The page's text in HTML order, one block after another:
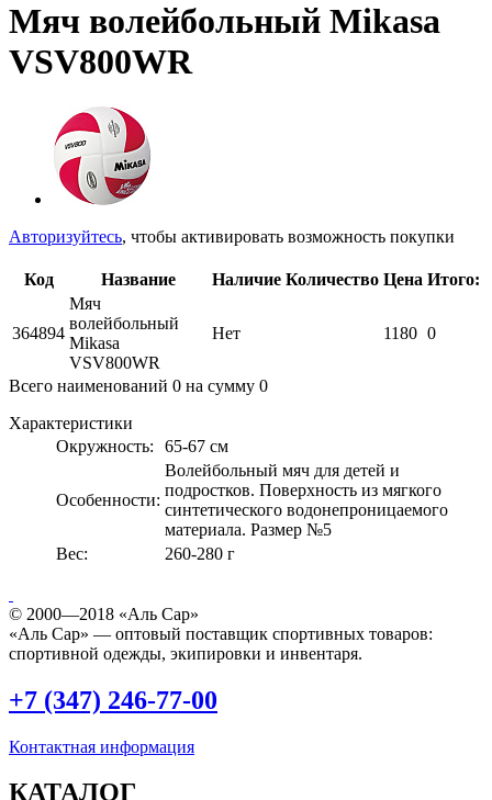
Мяч волейбольный Mikasa
VSV800WR
Авторизуйтесь, чтобы активировать возможность покупки
Код Название Наличие Количество Цена Итого:
364894
Мяч
волейбольный
Mikasa
VSV800WR
Нет 1180 0
Всего наименований 0 на сумму 0
Характеристики
Окружность:
65-67 см
Особенности:
Волейбольный мяч для детей и
подростков. Поверхность из мягкого
синтетического водонепроницаемого
материала. Размер №5
Вес:
260-280 г
© 2000—2018 «Аль Сар»
«Аль Сар» — оптовый поставщик спортивных товаров:
спортивной одежды, экипировки и инвентаря.
+7 (347) 246-77-00
Контактная информация
КАТАЛОГ